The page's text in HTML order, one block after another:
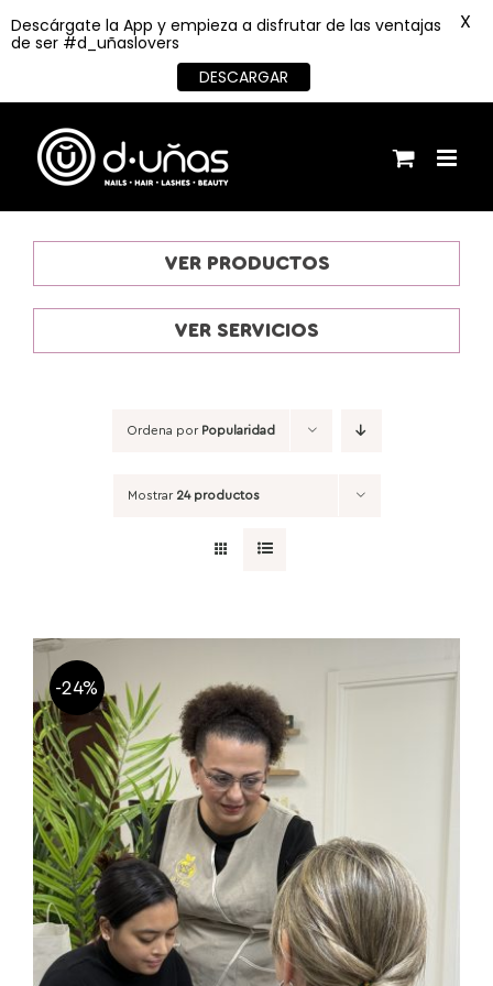
contenido
VER PRODUCTOS
VER SERVICIOS
Ordena por Popularidad
Mostrar 24 productos
-24%
Descárgate la App y empieza a disfrutar de las ventajas
de ser #d_uñaslovers
DESCARGAR
X